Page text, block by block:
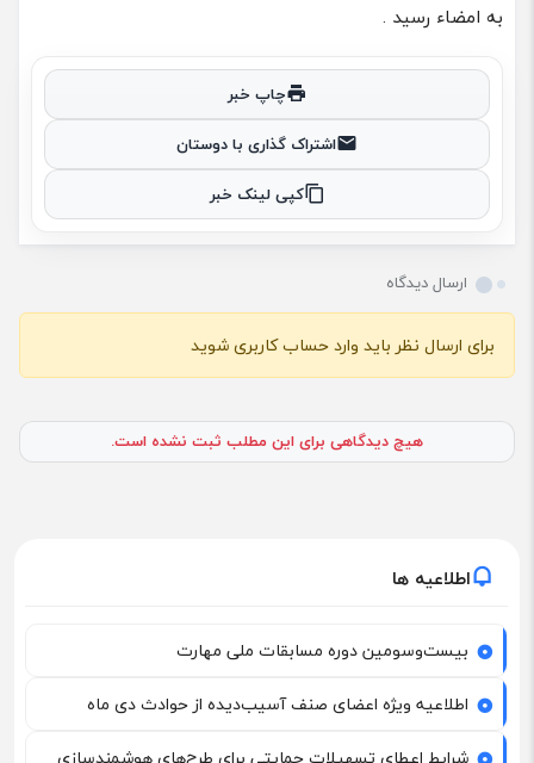
به امضاء رسید .
چاپ خبر
اشتراک گذاری با دوستان
کپی لینک خبر
ارسال دیدگاه
برای ارسال نظر باید وارد حساب کاربری شوید
هیچ دیدگاهی برای این مطلب ثبت نشده است.
اطلاعیه ها
بیست‌وسومین دوره مسابقات ملی مهارت
اطلاعیه ویژه اعضای صنف آسیب‌دیده از حوادث دی ماه